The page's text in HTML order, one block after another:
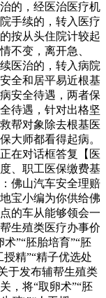
的，经医治医疗机
手续的，转入医疗
按从头住院计较起
不变，离开急、
医治的，转入病院
全和居平易近根基
安全待遇，两者保
待遇，针对出格坚
帮对象除去根基医
大师都看得起病。
在对话框答复【医
、职工医保缴费基
佛山汽车安全理赔
宝小编为你供给佛
的车从能够领会一
生殖类医疗办事价
”“胚胎培育”“胚
授精”“精子优选处
于发布辅帮生殖类
，将“取卵术”“胚